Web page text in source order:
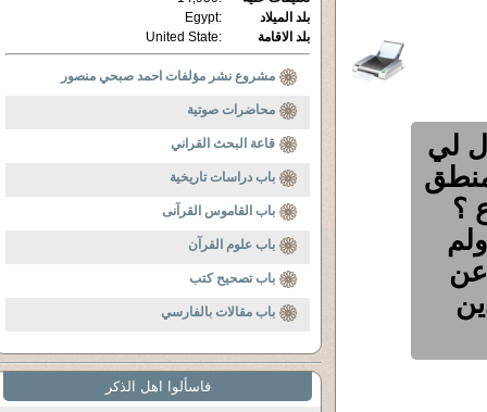
لي
؟
عن
بلد الميلاد
:
Egypt
بلد الاقامة
:
United State
مشروع نشر مؤلفات احمد صبحي منصور
محاضرات صوتية
قاعة البحث القراني
باب دراسات تاريخية
باب القاموس القرآنى
باب علوم القرآن
باب تصحيح كتب
باب مقالات بالفارسي
فاسألوا اهل الذكر